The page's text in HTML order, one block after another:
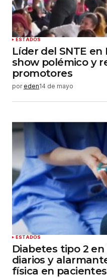
ESTADOS
Líder del SNTE
show polémico y
promotores
por eden14 de mayo
ESTADOS
Diabetes tipo 2 en
diarios y
física en pacientes